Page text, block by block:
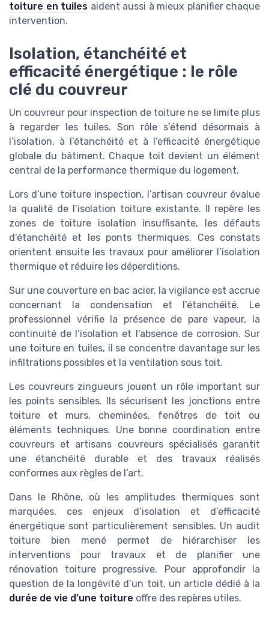
toiture en tuiles aident aussi à mieux planifier chaque
intervention.
Isolation, étanchéité et
efficacité énergétique : le rôle
clé du couvreur
Un couvreur pour inspection de toiture ne se limite plus
à regarder les tuiles. Son rôle s’étend désormais à
l’isolation, à l’étanchéité et à l’efficacité énergétique
globale du bâtiment. Chaque toit devient un élément
central de la performance thermique du logement.
Lors d’une toiture inspection, l’artisan couvreur évalue
la qualité de l’isolation toiture existante. Il repère les
zones de toiture isolation insuffisante, les défauts
d’étanchéité et les ponts thermiques. Ces constats
orientent ensuite les travaux pour améliorer l’isolation
thermique et réduire les déperditions.
Sur une couverture en bac acier, la vigilance est accrue
concernant la condensation et l’étanchéité. Le
professionnel vérifie la présence de pare vapeur, la
continuité de l’isolation et l’absence de corrosion. Sur
une toiture en tuiles, il se concentre davantage sur les
infiltrations possibles et la ventilation sous toit.
Les couvreurs zingueurs jouent un rôle important sur
les points sensibles. Ils sécurisent les jonctions entre
toiture et murs, cheminées, fenêtres de toit ou
éléments techniques. Une bonne coordination entre
couvreurs et artisans couvreurs spécialisés garantit
une étanchéité durable et des travaux réalisés
conformes aux règles de l’art.
Dans le Rhône, où les amplitudes thermiques sont
marquées, ces enjeux d’isolation et d’efficacité
énergétique sont particulièrement sensibles. Un audit
toiture bien mené permet de hiérarchiser les
interventions pour travaux et de planifier une
rénovation toiture progressive. Pour approfondir la
question de la longévité d’un toit, un article dédié à la
durée de vie d’une toiture offre des repères utiles.